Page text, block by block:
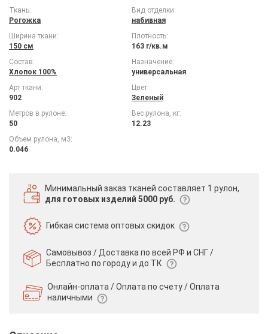
Ткань:
Рогожка
Вид отделки:
набивная
Ширина ткани:
150 см
Плотность:
163 г/кв.м
Состав:
Хлопок 100%
Назначение:
универсальная
Арт ткани:
902
Цвет:
Зеленый
Метров в рулоне:
50
Вес рулона, кг:
12.23
Объем рулона, м3:
0.046
Минимальный заказ тканей составляет 1 рулон,
для готовых изделий 5000 руб.
Гибкая системаоптовых скидок
Самовывоз / Доставка по всей РФ и СНГ /
Бесплатно по городу и до ТК
Онлайн-оплата / Оплата по счету /Оплата
наличными